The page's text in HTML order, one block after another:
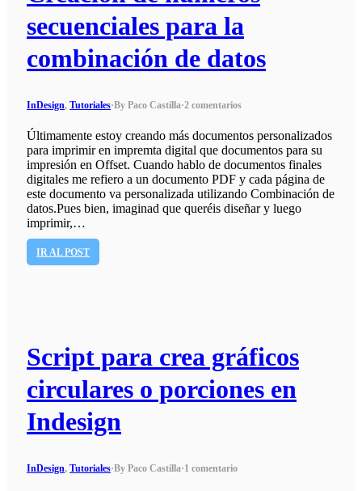
secuenciales para la
combinación de datos
InDesign, Tutoriales·By Paco Castilla·2 comentarios
Últimamente estoy creando más documentos personalizados
para imprimir en impremta digital que documentos para su
impresión en Offset. Cuando hablo de documentos finales
digitales me refiero a un documento PDF y cada página de
este documento va personalizada utilizando Combinación de
datos.Pues bien, imaginad que queréis diseñar y luego
imprimir,…
IR AL POST
Script para crea gráficos
circulares o porciones en
Indesign
InDesign, Tutoriales·By Paco Castilla·1 comentario